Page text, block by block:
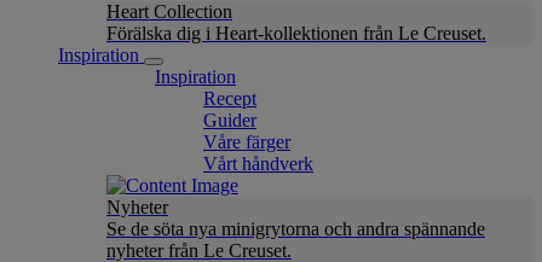
Heart Collection
Förälska dig i Heart-kollektionen från Le Creuset.
Inspiration
Inspiration
Recept
Guider
Våre färger
Vårt håndverk
Nyheter
Se de söta nya minigrytorna och andra spännande
nyheter från Le Creuset.